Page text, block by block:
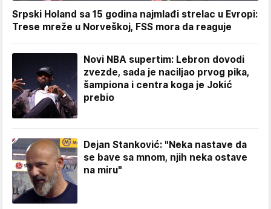
Srpski Holand sa 15 godina najmlađi strelac u Evropi:
Trese mreže u Norveškoj, FSS mora da reaguje
Novi NBA supertim: Lebron dovodi
zvezde, sada je naciljao prvog pika,
šampiona i centra koga je Jokić
prebio
Dejan Stanković: "Neka nastave da
se bave sa mnom, njih neka ostave
na miru"